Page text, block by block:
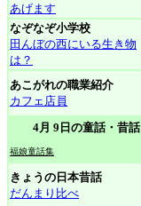
あげます
なぞなぞ小学校
田んぼの西にいる生き物
は？
あこがれの職業紹介
カフェ店員
4月 9日の童話・昔話
福娘童話集
きょうの日本昔話
だんまり比べ